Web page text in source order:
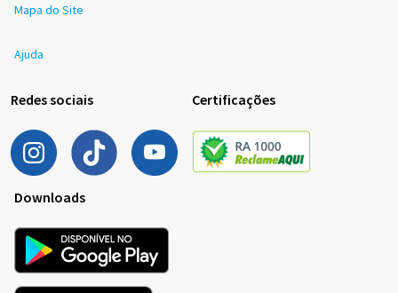
Mapa do Site
Ajuda
Redes sociais Certificações
Downloads